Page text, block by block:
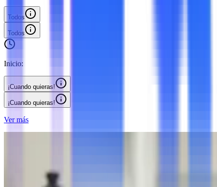
Todos
Todos
Inicio:
¡Cuando quieras!
¡Cuando quieras!
Ver más